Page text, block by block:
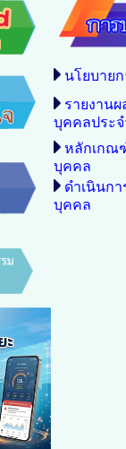
นโยบาย
รายงาน
บุคคลประ
หลักเกณ
บุคคล
ดำเนินก
บุคคล